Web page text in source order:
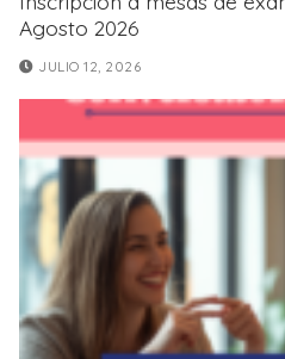
Agosto 2026
JULIO 12, 2026